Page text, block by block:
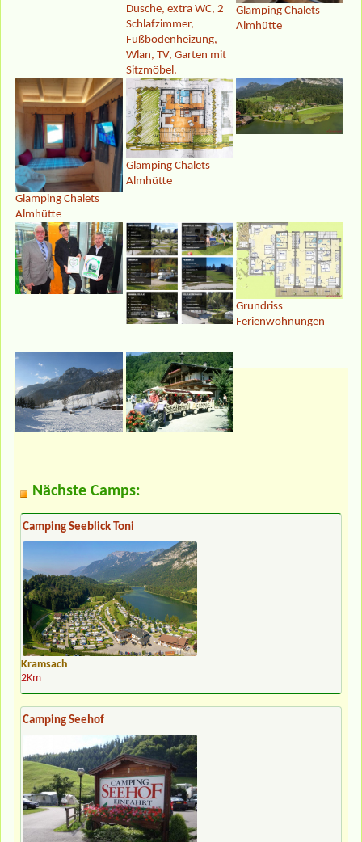
Dusche, extra WC, 2
Schlafzimmer,
Fußbodenheizung,
Wlan, TV, Garten mit
Sitzmöbel.
Glamping Chalets
Almhütte
Glamping Chalets
Almhütte
Glamping Chalets
Almhütte
Grundriss
Ferienwohnungen
Nächste Camps:
Camping Seeblick Toni
Kramsach
2Km
Camping Seehof